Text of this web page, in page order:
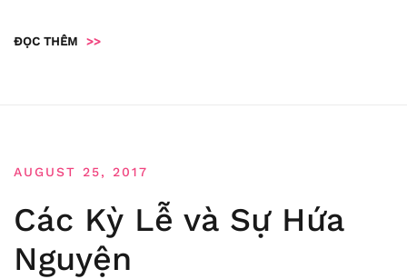
ĐỌC THÊM >>
AUGUST 25, 2017
Các Kỳ Lễ và Sự Hứa
Nguyện